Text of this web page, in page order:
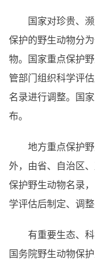
国家对珍贵、濒
保护的野生动物分
物。国家重点保护
管部门组织科学评
名录进行调整。国
布。
地方重点保护野
外，由省、自治区
保护野生动物名录
学评估后制定、调整
有重要生态、科
国务院野生动物保